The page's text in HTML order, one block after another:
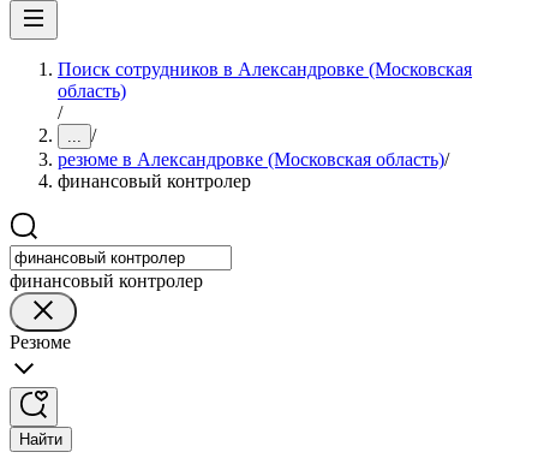
Поиск сотрудников в Александровке (Московская
область)
/
... /
резюме в Александровке (Московская область)/
финансовый контролер
финансовый контролер
Резюме
Найти